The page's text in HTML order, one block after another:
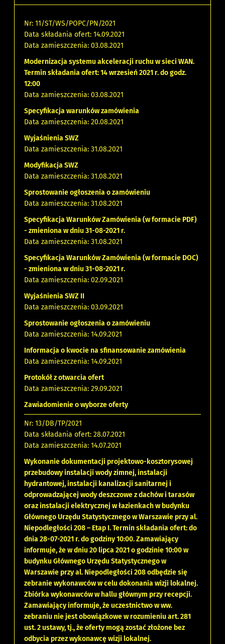
Nr: 11/ST/WS/POPC/PN/2021
Data składania ofert: 14.09.2021
Data zamieszczenia: 03.08.2021
Modernizacja systemu akceleracji ruchu w sieci WAN.
Termin składania ofert: 14 wrzesień 2021 r. do godz.
12:00
Data zamieszczenia: 03.08.2021
Specyfikacja warunków zamówienia
Data zamieszczenia: 20.08.2021
Wyjaśnienia SWZ
Data zamieszczenia: 31.08.2021
Modyfikacja SWZ
Data zamieszczenia: 31.08.2021
Sprostowanie ogłoszenia o zamówieniu
Data zamieszczenia: 31.08.2021
Specyfikacja Warunków Zamówienia (w formacie PDF)
- zmieniona w dniu 31-08-2021 r.
Data zamieszczenia: 31.08.2021
Specyfikacja Warunków Zamówienia (w formacie DOC)
- zmieniona w dniu 31-08-2021 r.
Data zamieszczenia: 02.09.2021
Wyjaśnienia SWZ II
Data zamieszczenia: 03.09.2021
Sprostowanie ogłoszenia o zamówieniu
Data zamieszczenia: 14.09.2021
Informacja o kwocie na sfinansowanie zamówienia
Data zamieszczenia: 14.09.2021
Protokół z otwarcia ofert
Data zamieszczenia: 29.09.2021
Zawiadomienie o wyborze oferty
Nr: 13/DB/TP/2021
Data składania ofert: 28.07.2021
Data zamieszczenia: 14.07.2021
Wykonanie dokumentacji projektowo-kosztorysowej
przebudowy instalacji wody zimnej, instalacji
hydrantowej, instalacji kanalizacji sanitarnej i
odprowadzającej wody deszczowe z dachów i tarasów
oraz instalacji elektrycznej w łazienkach w budynku
Głównego Urzędu Statystycznego w Warszawie przy al.
Niepodległości 208 – Etap I. Termin składania ofert: do
dnia 28-07-2021 r. do godziny 10:00. Zamawiający
informuje, że w dniu 20 lipca 2021 o godzinie 10:00 w
budynku Głównego Urzędu Statystycznego w
Warszawie przy al. Niepodległości 208 odbędzie się
zebranie wykonawców w celu dokonania wizji lokalnej.
Zbiórka wykonawców w hallu głównym przy recepcji.
Zamawiający informuje, że uczestnictwo w ww.
zebraniu nie jest obowiązkowe w rozumieniu art. 281
ust. 2 ustawy, tj., że oferty mogą zostać złożone bez
odbycia przez wykonawcę wizji lokalnej.